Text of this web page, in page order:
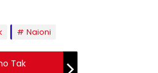
Naioni
Tak